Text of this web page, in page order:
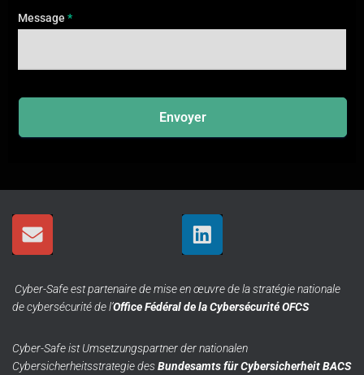
2025
Message *
Envoyer
Cyber-Safe est partenaire de mise en œuvre de la stratégie nationale
de cybersécurité de l’Office Fédéral de la Cybersécurité OFCS
Cyber-Safe ist Umsetzungspartner der nationalen
Cybersicherheitsstrategie desBundesamts für Cybersicherheit BACS